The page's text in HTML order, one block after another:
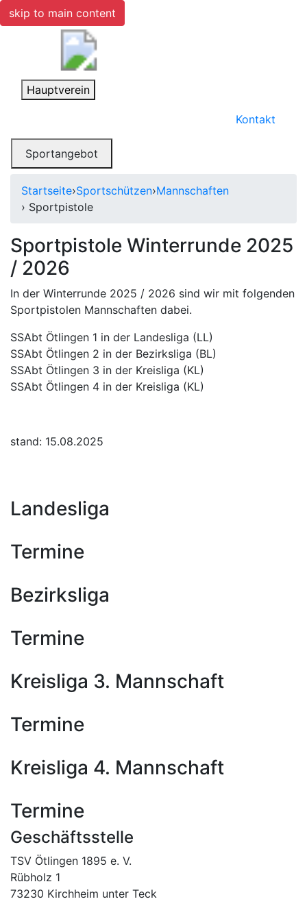
skip to main content
Toggle navigation
Hauptverein
Kontakt
Toggle navigation
Sportangebot
Startseite›Sportschützen›Mannschaften
› Sportpistole
Sportpistole Winterrunde 2025
/ 2026
In der Winterrunde 2025 / 2026 sind wir mit folgenden
Sportpistolen Mannschaften dabei.
SSAbt Ötlingen 1 in der Landesliga (LL)
SSAbt Ötlingen 2 in der Bezirksliga (BL)
SSAbt Ötlingen 3 in der Kreisliga (KL)
SSAbt Ötlingen 4 in der Kreisliga (KL)
stand: 15.08.2025
Landesliga
Termine
Bezirksliga
Termine
Kreisliga 3. Mannschaft
Termine
Kreisliga 4. Mannschaft
Termine
Geschäftsstelle
TSV Ötlingen 1895 e. V.
Rübholz 1
73230 Kirchheim unter Teck